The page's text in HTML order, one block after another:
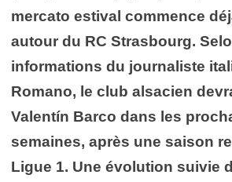
mercato estival commence
autour du RC Strasbourg.
informations du journaliste
Romano, le club alsacien
Valentín Barco dans les
semaines, après une saison
Ligue 1. Une évolution suivie